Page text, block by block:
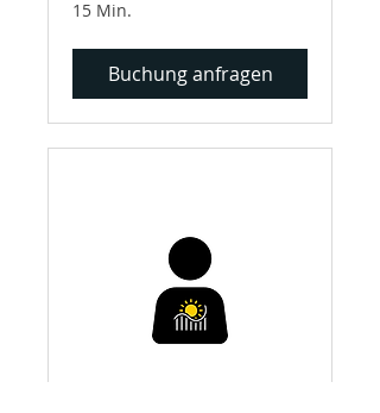
15 Min.
Buchung anfragen